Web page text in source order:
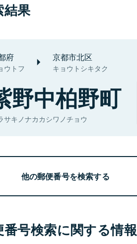
結果
府
ウトフ
京都市北区
キョウトシキタク
野中柏野町
サキノナカカシワノチョウ
他の郵便番号を検索する
番号検索に関する情報